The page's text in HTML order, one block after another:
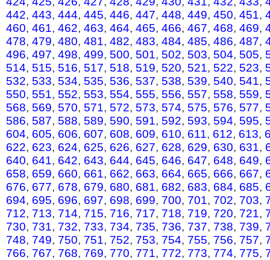
442, 443, 444, 445, 446, 447, 448, 449, 450, 451,
460, 461, 462, 463, 464, 465, 466, 467, 468, 469,
478, 479, 480, 481, 482, 483, 484, 485, 486, 487,
496, 497, 498, 499, 500, 501, 502, 503, 504, 505,
514, 515, 516, 517, 518, 519, 520, 521, 522, 523,
532, 533, 534, 535, 536, 537, 538, 539, 540, 541,
550, 551, 552, 553, 554, 555, 556, 557, 558, 559,
568, 569, 570, 571, 572, 573, 574, 575, 576, 577,
586, 587, 588, 589, 590, 591, 592, 593, 594, 595,
604, 605, 606, 607, 608, 609, 610, 611, 612, 613,
622, 623, 624, 625, 626, 627, 628, 629, 630, 631,
640, 641, 642, 643, 644, 645, 646, 647, 648, 649,
658, 659, 660, 661, 662, 663, 664, 665, 666, 667,
676, 677, 678, 679, 680, 681, 682, 683, 684, 685,
694, 695, 696, 697, 698, 699, 700, 701, 702, 703,
712, 713, 714, 715, 716, 717, 718, 719, 720, 721,
730, 731, 732, 733, 734, 735, 736, 737, 738, 739,
748, 749, 750, 751, 752, 753, 754, 755, 756, 757,
766, 767, 768, 769, 770, 771, 772, 773, 774, 775,